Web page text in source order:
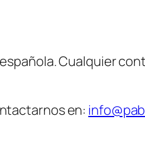
Cualquier
en: